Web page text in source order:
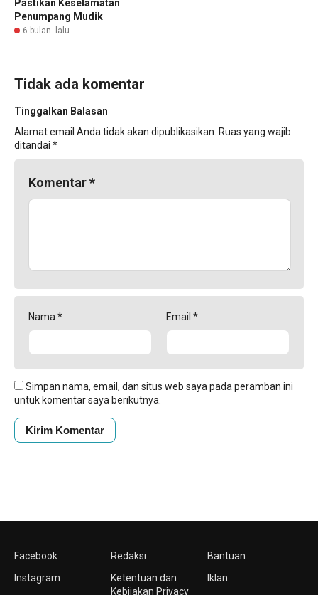
Pastikan Keselamatan
Penumpang Mudik
6 bulan lalu
Tidak ada komentar
Tinggalkan Balasan
Alamat email Anda tidak akan dipublikasikan. Ruas yang wajib
ditandai *
Komentar*
Nama * Email *
Simpan nama, email, dan situs web saya pada peramban ini
untuk komentar saya berikutnya.
Facebook
Instagram
Redaksi
Ketentuan dan
Kebijakan Privacy
Bantuan
Iklan